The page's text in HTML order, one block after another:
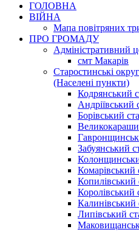
ГОЛОВНА
ВІЙНА
Мапа повітряних
ПРО ГРОМАДУ
Aдміністративний
смт Макарів
Старостинські
(Населені пункти)
Кодрянський
Андріївський
Борівський
Забуянський
Комарівський
Копилівський
Королівський
Калинівський
Липівський